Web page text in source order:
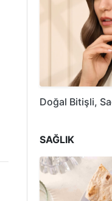
Doğal Bitişli,
SAĞLIK